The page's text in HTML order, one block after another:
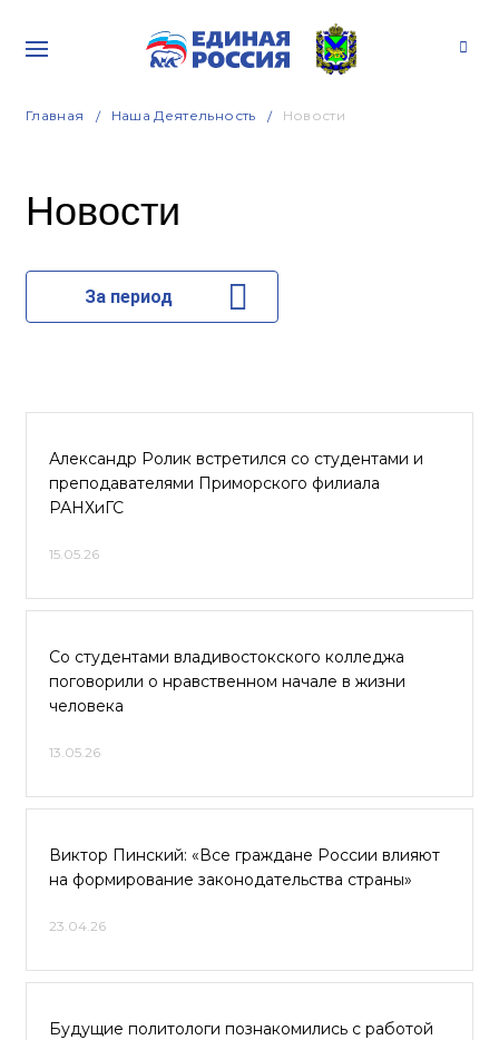
Главная Наша Деятельность Новости
Новости
За период
Александр Ролик встретился со студентами и
преподавателями Приморского филиала
РАНХиГС
15.05.26
Со студентами владивостокского колледжа
поговорили о нравственном начале в жизни
человека
13.05.26
Виктор Пинский: «Все граждане России влияют
на формирование законодательства страны»
23.04.26
Будущие политологи познакомились с работой